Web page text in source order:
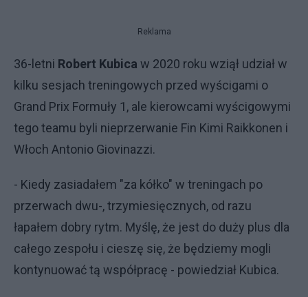
Reklama
36-letni Robert Kubica w 2020 roku wziął udział w
kilku sesjach treningowych przed wyścigami o
Grand Prix Formuły 1, ale kierowcami wyścigowymi
tego teamu byli nieprzerwanie Fin Kimi Raikkonen i
Włoch Antonio Giovinazzi.
- Kiedy zasiadałem "za kółko" w treningach po
przerwach dwu-, trzymiesięcznych, od razu
łapałem dobry rytm. Myślę, że jest do duży plus dla
całego zespołu i cieszę się, że będziemy mogli
kontynuować tą współpracę - powiedział Kubica.